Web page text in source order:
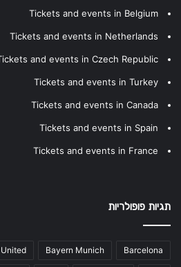
Tickets and events in Belgium
Tickets and events in Netherlands
and events in Czech Republic
Tickets and events in Turkey
Tickets and events in Canada
Tickets and events in Spain
Tickets and events in France
תגיות פופולריות
Barcelona
Bayern Munich